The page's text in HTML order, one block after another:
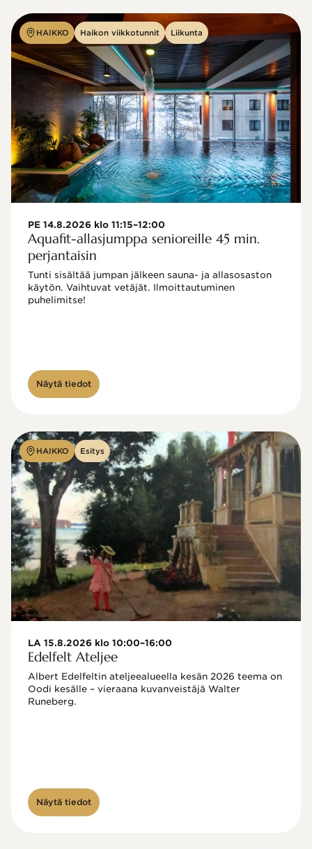
HAIKKO Haikon viikkotunnit Liikunta
PE 14.8.2026 klo 11:15–12:00
Aquafit-allasjumppa senioreille 45 min.
perjantaisin
Tunti sisältää jumpan jälkeen sauna- ja allasosaston
käytön. Vaihtuvat vetäjät. Ilmoittautuminen
puhelimitse!
Näytä tiedot
HAIKKO Esitys
LA 15.8.2026 klo 10:00–16:00
Edelfelt Ateljee
Albert Edelfeltin ateljeealueella kesän 2026 teema on
Oodi kesälle – vieraana kuvanveistäjä Walter
Näytä tiedot